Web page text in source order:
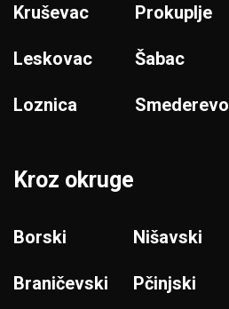
Kruševac
Leskovac
Loznica
Prokuplje
Šabac
Smederevo
Kroz okruge
Borski
Braničevski
Nišavski
Pčinjski